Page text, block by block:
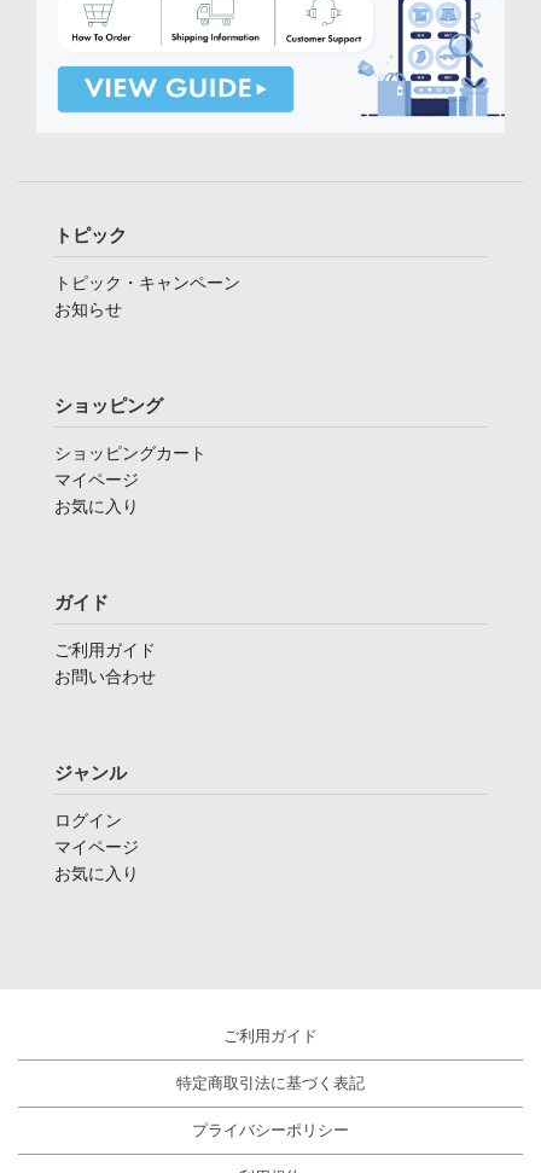
トピック
トピック・キャンペーン
お知らせ
ショッピング
ショッピングカート
マイページ
お気に入り
ガイド
ご利用ガイド
お問い合わせ
ジャンル
ログイン
マイページ
お気に入り
ご利用ガイド
特定商取引法に基づく表記
プライバシーポリシー